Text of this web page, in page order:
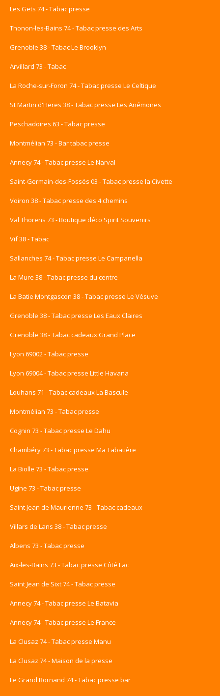
Les Gets 74 - Tabac presse
Thonon-les-Bains 74 - Tabac presse des Arts
Grenoble 38 - Tabac Le Brooklyn
Arvillard 73 - Tabac
La Roche-sur-Foron 74 - Tabac presse Le Celtique
St Martin d'Heres 38 - Tabac presse Les Anémones
Peschadoires 63 - Tabac presse
Montmélian 73 - Bar tabac presse
Annecy 74 - Tabac presse Le Narval
Saint-Germain-des-Fossés 03 - Tabac presse la Civette
Voiron 38 - Tabac presse des 4 chemins
Val Thorens 73 - Boutique déco Spirit Souvenirs
Vif 38 - Tabac
Sallanches 74 - Tabac presse Le Campanella
La Mure 38 - Tabac presse du centre
La Batie Montgascon 38 - Tabac presse Le Vésuve
Grenoble 38 - Tabac presse Les Eaux Claires
Grenoble 38 - Tabac cadeaux Grand Place
Lyon 69002 - Tabac presse
Lyon 69004 - Tabac presse Little Havana
Louhans 71 - Tabac cadeaux La Bascule
Montmélian 73 - Tabac presse
Cognin 73 - Tabac presse Le Dahu
Chambéry 73 - Tabac presse Ma Tabatière
La Biolle 73 - Tabac presse
Ugine 73 - Tabac presse
Saint Jean de Maurienne 73 - Tabac cadeaux
Villars de Lans 38 - Tabac presse
Albens 73 - Tabac presse
Aix-les-Bains 73 - Tabac presse Côté Lac
Saint Jean de Sixt 74 - Tabac presse
Annecy 74 - Tabac presse Le Batavia
Annecy 74 - Tabac presse Le France
La Clusaz 74 - Tabac presse Manu
La Clusaz 74 - Maison de la presse
Le Grand Bornand 74 - Tabac presse bar